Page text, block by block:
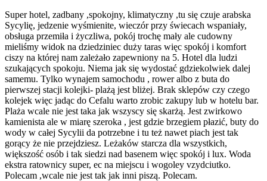
Super hotel, zadbany ,spokojny, klimatyczny ,tu się czuje arabska
Sycylię, jedzenie wyśmienite, wieczór przy świecach wspaniały,
obsługa przemiła i życzliwa, pokój trochę mały ale cudowny
mieliśmy widok na dziedziniec duży taras więc spokój i komfort
ciszy na której nam zależało zapewniony na 5. Hotel dla ludzi
szukających spokoju. Niema jak się wydostać gdziekolwiek dalej
samemu. Tylko wynajem samochodu , rower albo z buta do
pierwszej stacji kolejki- plażą jest bliżej. Brak sklepów czy czego
kolejek więc jadąc do Cefalu warto zrobic zakupy lub w hotelu bar.
Plaża wcale nie jest taka jak wszyscy się skarżą. Jest zwirkowo
kamienista ale w miarę szeroka , jest gdzie brzegiem płazić, buty do
wody w całej Sycylii da potrzebne i tu też nawet piach jest tak
gorący że nie przejdziesz. Leżaków starcza dla wszystkich,
większość osób i tak siedzi nad basenem więc spokój i lux. Woda
ekstra ratownicy super, ec na miejscu i wogoley vzydciutko.
Polecam ,wcale nie jest tak jak inni piszą. Polecam.